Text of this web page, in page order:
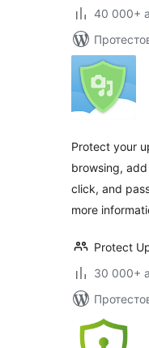
40 000+
Protect your
browsing,
click, and
more
Protect
30 000+